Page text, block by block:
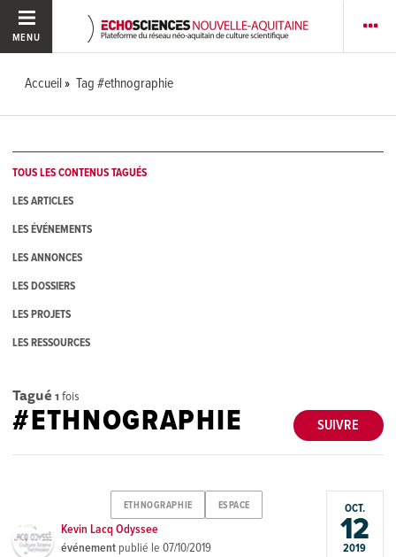
MENU
Accueil Tag #ethnographie
TOUS LES CONTENUS TAGUÉS
LES ARTICLES
LES ÉVÉNEMENTS
LES ANNONCES
LES DOSSIERS
LES PROJETS
LES RESSOURCES
Tagué 1 fois
SUIVRE
#ETHNOGRAPHIE
ETHNOGRAPHIE ESPACE
Kevin Lacq Odyssee
événement publié le07/10/2019
OCT.
12
2019